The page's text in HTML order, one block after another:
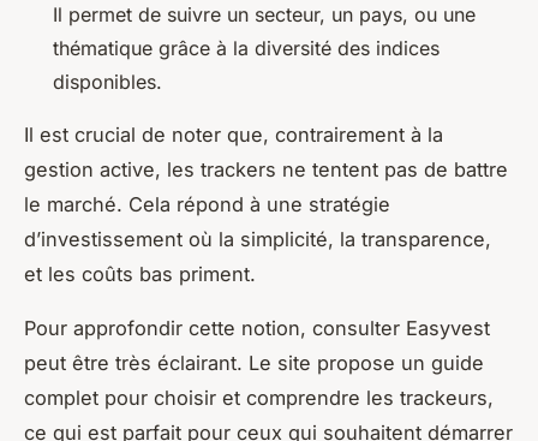
Il permet de suivre un secteur, un pays, ou une
thématique grâce à la diversité des indices
disponibles.
Il est crucial de noter que, contrairement à la
gestion active, les trackers ne tentent pas de battre
le marché. Cela répond à une stratégie
d’investissement où la simplicité, la transparence,
et les coûts bas priment.
Pour approfondir cette notion, consulter Easyvest
peut être très éclairant. Le site propose un guide
complet pour choisir et comprendre les trackeurs,
ce qui est parfait pour ceux qui souhaitent démarrer